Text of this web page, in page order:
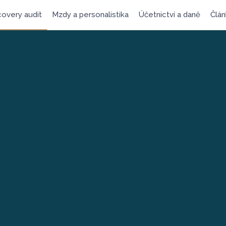
audit Mzdy a personalistika Účetnictví a daně